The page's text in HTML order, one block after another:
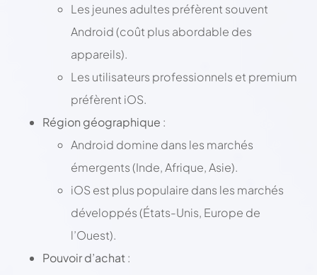
Les jeunes adultes préfèrent souvent
Android (coût plus abordable des
appareils).
Les utilisateurs professionnels et premium
préfèrent iOS.
Région géographique :
Android domine dans les marchés
émergents (Inde, Afrique, Asie).
iOS est plus populaire dans les marchés
développés (États-Unis, Europe de
l’Ouest).
Pouvoir d’achat :